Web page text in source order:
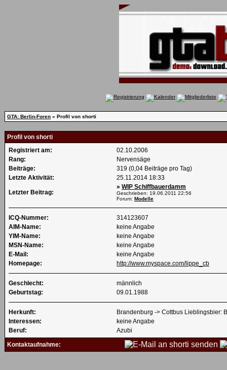
GTA: Berlin-Foren » Profil von shorti
Profil von shorti
Registriert am:
02.10.2006
Rang:
Nervensäge
Beiträge:
319 (0,04 Beiträge pro Tag)
Letzte Aktivität:
25.11.2014 18:33
Letzter Beitrag:
» WIP Schiffbauerdamm
Geschrieben: 19.06.2011 22:56
Forum: Modelle
ICQ-Nummer:
314123607
AIM-Name:
keine Angabe
YIM-Name:
keine Angabe
MSN-Name:
keine Angabe
E-Mail:
keine Angabe
Homepage:
http://www.myspace.com/lippe_cb
Geschlecht:
männlich
Geburtstag:
09.01.1988
Herkunft:
Brandenburg -> Cottbus Lieblingsbier:
Interessen:
keine Angabe
Beruf:
Azubi
Kontaktaufnahme: